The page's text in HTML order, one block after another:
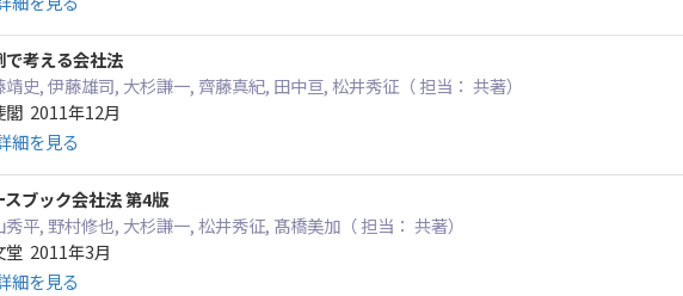
で考える会社法
靖史, 伊藤雄司, 大杉謙一, 齊藤真紀, 田中亘, 松井秀征（ 担当： 共著）
閣 2011年12月
細を見る
スブック会社法 第4版
秀平, 野村修也, 大杉謙一, 松井秀征, 髙橋美加（ 担当： 共著）
堂 2011年3月
細を見る